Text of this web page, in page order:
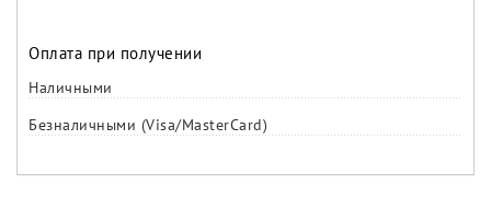
Оплата при получении
Наличными
Безналичными (Visa/MasterCard)